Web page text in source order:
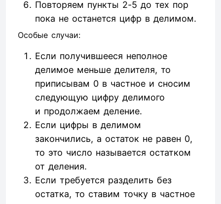
Повторяем пункты 2-5 до тех пор
пока не останется цифр в делимом.
Особые случаи:
Если получившееся неполное
делимое меньше делителя, то
приписывам 0 в частное и сносим
следующую цифру делимого
и продолжаем деление.
Если цифры в делимом
закончились, а остаток не равен 0,
то это число называется остатком
от деления.
Если требуется разделить без
остатка, то ставим точку в частное